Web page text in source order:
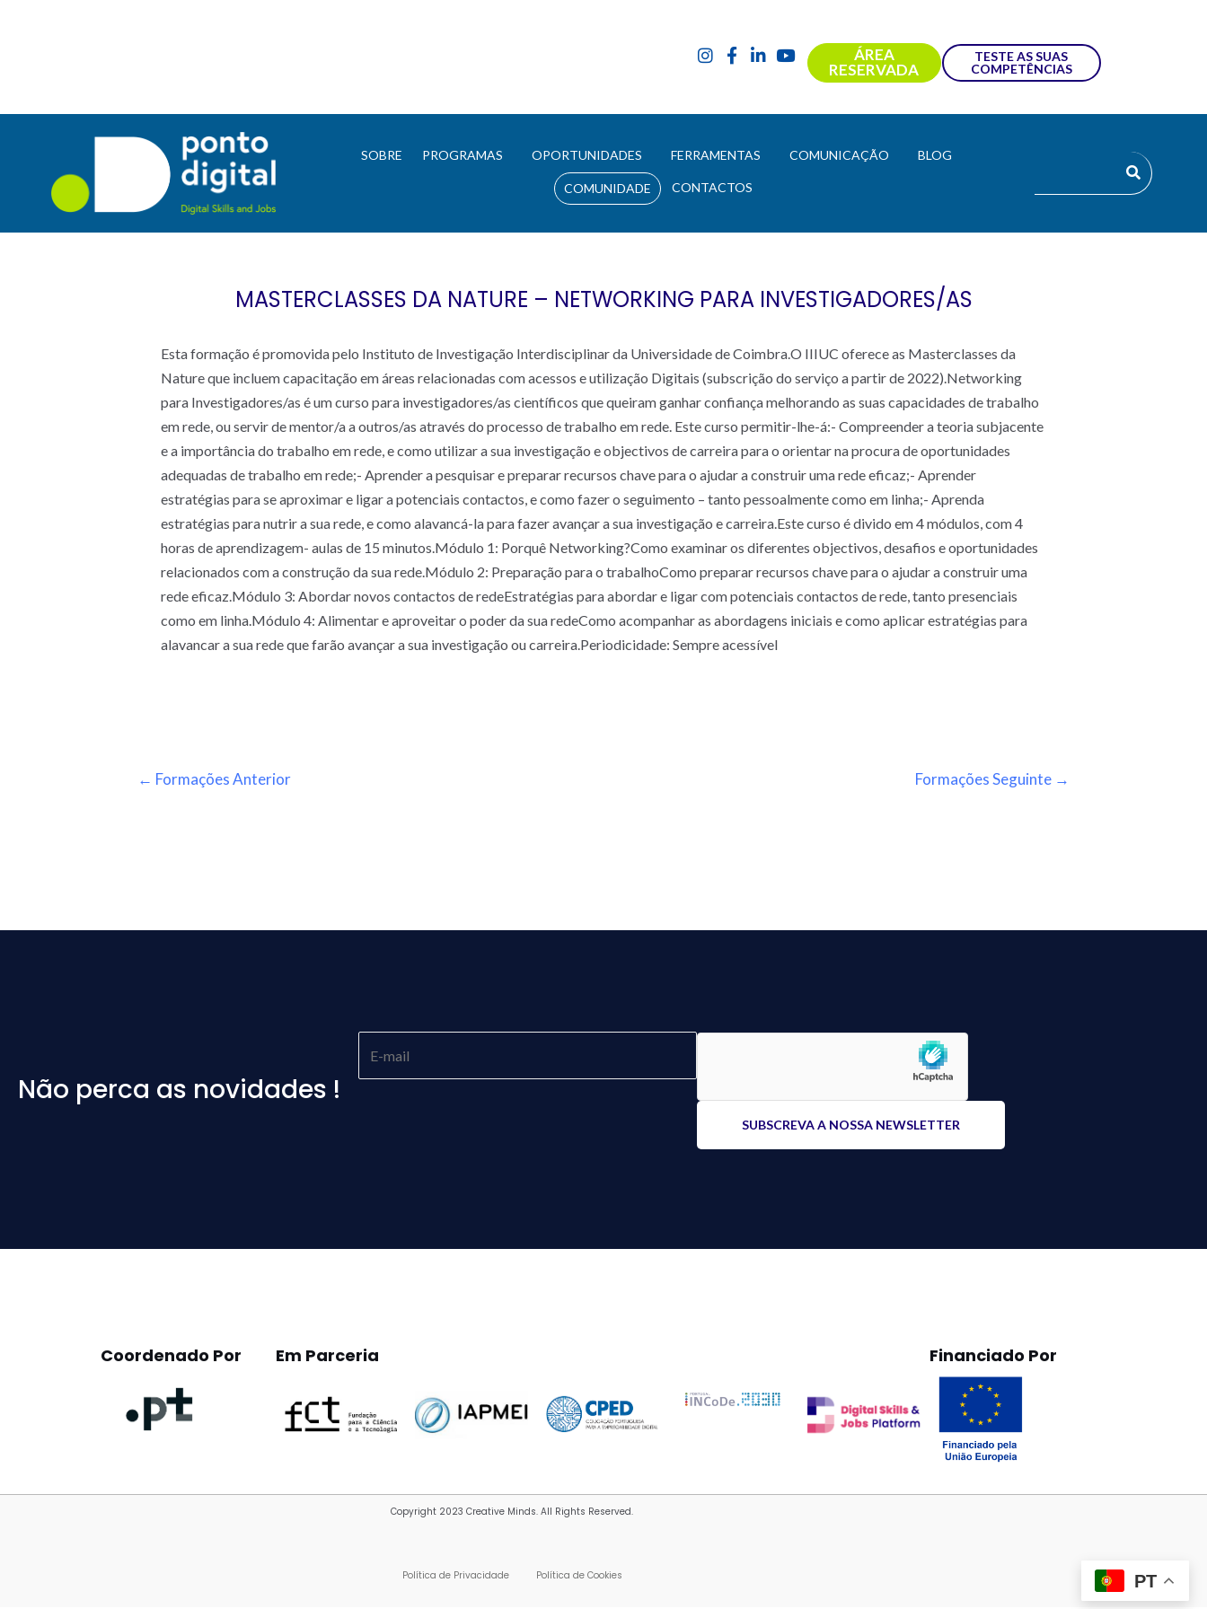
ÁREA
RESERVADA
TESTE AS SUAS
COMPETÊNCIAS
SOBRE PROGRAMAS OPORTUNIDADES FERRAMENTAS COMUNICAÇÃO BLOG
COMUNIDADE CONTACTOS
MASTERCLASSES DA NATURE – NETWORKING PARA INVESTIGADORES/AS
Esta formação é promovida pelo Instituto de Investigação Interdisciplinar da Universidade de Coimbra.O IIIUC oferece as Masterclasses da
Nature que incluem capacitação em áreas relacionadas com acessos e utilização Digitais (subscrição do serviço a partir de 2022).Networking
para Investigadores/as é um curso para investigadores/as científicos que queiram ganhar confiança melhorando as suas capacidades de trabalho
em rede, ou servir de mentor/a a outros/as através do processo de trabalho em rede. Este curso permitir-lhe-á:- Compreender a teoria subjacente
e a importância do trabalho em rede, e como utilizar a sua investigação e objectivos de carreira para o orientar na procura de oportunidades
adequadas de trabalho em rede;- Aprender a pesquisar e preparar recursos chave para o ajudar a construir uma rede eficaz;- Aprender
estratégias para se aproximar e ligar a potenciais contactos, e como fazer o seguimento – tanto pessoalmente como em linha;- Aprenda
estratégias para nutrir a sua rede, e como alavancá-la para fazer avançar a sua investigação e carreira.Este curso é divido em 4 módulos, com 4
horas de aprendizagem- aulas de 15 minutos.Módulo 1: Porquê Networking?Como examinar os diferentes objectivos, desafios e oportunidades
relacionados com a construção da sua rede.Módulo 2: Preparação para o trabalhoComo preparar recursos chave para o ajudar a construir uma
rede eficaz.Módulo 3: Abordar novos contactos de redeEstratégias para abordar e ligar com potenciais contactos de rede, tanto presenciais
como em linha.Módulo 4: Alimentar e aproveitar o poder da sua redeComo acompanhar as abordagens iniciais e como aplicar estratégias para
alavancar a sua rede que farão avançar a sua investigação ou carreira.Periodicidade: Sempre acessível
← Formações Anterior Formações Seguinte →
Não perca as novidades !
Coordenado Por Em Parceria Financiado Por
Copyright 2023 Creative Minds. All Rights Reserved.
Política de Privacidade Política de Cookies PT